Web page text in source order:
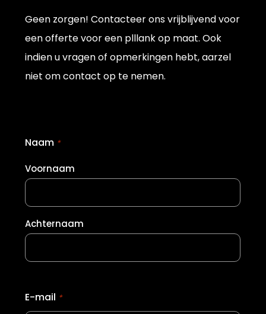
Geen zorgen! Contacteer ons vrijblijvend voor
een offerte voor een plllank op maat. Ook
indien u vragen of opmerkingen hebt, aarzel
niet om contact op te nemen.
Naam *
Voornaam
Achternaam
E-mail *